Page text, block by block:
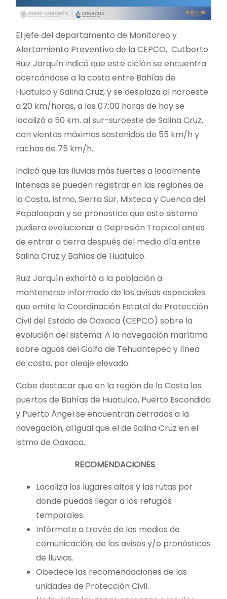
El jefe del departamento de Monitoreo y
Alertamiento Preventivo de la CEPCO, Cutberto
Ruiz Jarquín indicó que este ciclón se encuentra
acercándose a la costa entre Bahías de
Huatulco y Salina Cruz, y se desplaza al noroeste
a 20 km/horas, a las 07:00 horas de hoy se
localizó a 50 km. al sur-suroeste de Salina Cruz,
con vientos máximos sostenidos de 55 km/h y
rachas de 75 km/h.
Indicó que las lluvias más fuertes a localmente
intensas se pueden registrar en las regiones de
la Costa, Istmo, Sierra Sur, Mixteca y Cuenca del
Papaloapan y se pronostica que este sistema
pudiera evolucionar a Depresión Tropical antes
de entrar a tierra después del medio día entre
Salina Cruz y Bahías de Huatulco.
Ruiz Jarquín exhortó a la población a
mantenerse informado de los avisos especiales
que emite la Coordinación Estatal de Protección
Civil del Estado de Oaxaca (CEPCO) sobre la
evolución del sistema. A la navegación marítima
sobre aguas del Golfo de Tehuantepec y línea
de costa, por oleaje elevado.
Cabe destacar que en la región de la Costa los
puertos de Bahías de Huatulco, Puerto Escondido
y Puerto Ángel se encuentran cerrados a la
navegación, al igual que el de Salina Cruz en el
Istmo de Oaxaca.
RECOMENDACIONES
Localiza los lugares altos y las rutas por
donde puedas llegar a los refugios
temporales.
Infórmate a través de los medios de
comunicación, de los avisos y/o pronósticos
de lluvias.
Obedece las recomendaciones de las
unidades de Protección Civil.